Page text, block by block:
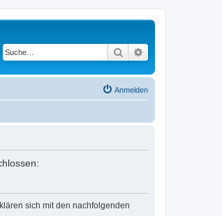
Suche
Anmelden
sich mit den nachfolgenden